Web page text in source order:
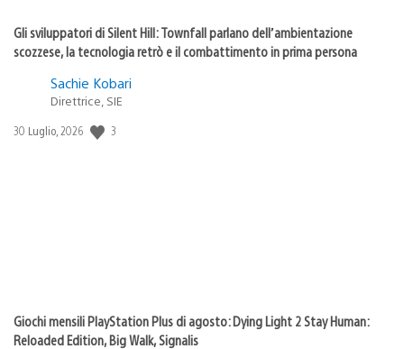
Gli sviluppatori di Silent Hill: Townfall parlano dell’ambientazione
scozzese, la tecnologia retrò e il combattimento in prima persona
Sachie Kobari
Direttrice, SIE
Data
30 Luglio, 2026 3
Giochi mensili PlayStation Plus di agosto: Dying Light 2 Stay Human:
Reloaded Edition, Big Walk, Signalis